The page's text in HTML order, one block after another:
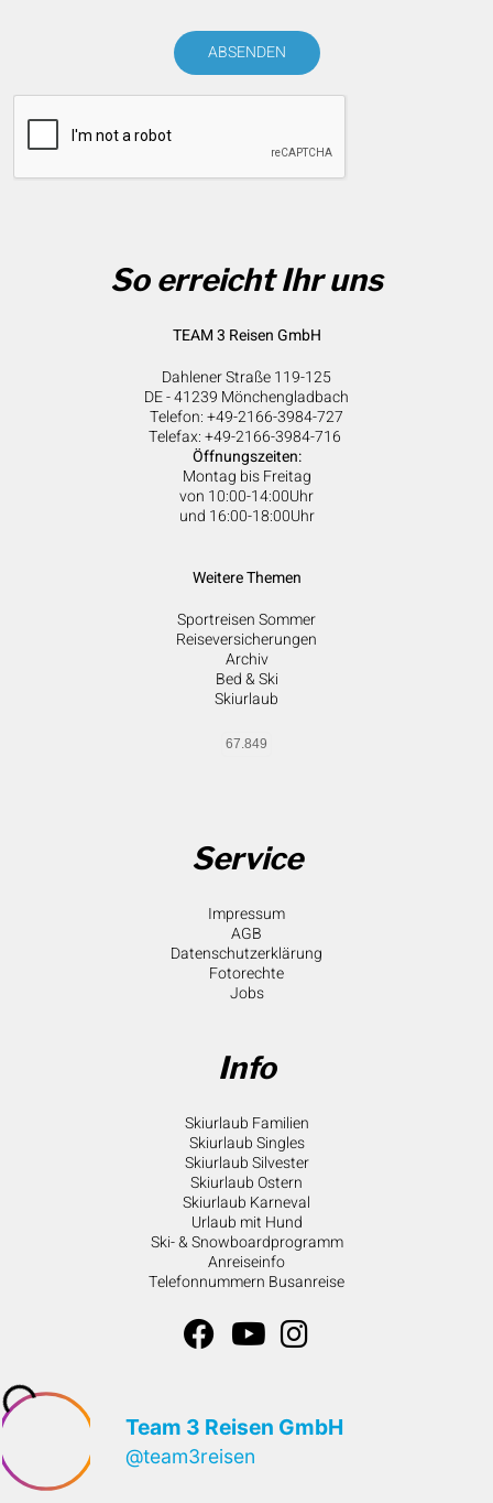
ABSENDEN
So erreicht Ihr uns
TEAM 3 Reisen GmbH
Dahlener Straße 119-125
DE - 41239 Mönchengladbach
Telefon: +49-2166-3984-727
Telefax: +49-2166-3984-716
Öffnungszeiten:
Montag bis Freitag
von 10:00-14:00Uhr
und 16:00-18:00Uhr
Weitere Themen
Sportreisen Sommer
Reiseversicherungen
Archiv
Bed & Ski
Skiurlaub
67.849
Service
Impressum
AGB
Datenschutzerklärung
Fotorechte
Jobs
Info
Skiurlaub Familien
Skiurlaub Singles
Skiurlaub Silvester
Skiurlaub Ostern
Skiurlaub Karneval
Urlaub mit Hund
Ski- & Snowboardprogramm
Anreiseinfo
Telefonnummern Busanreise